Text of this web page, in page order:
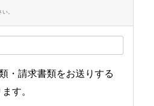
。
・請求書類をお送りする
す。